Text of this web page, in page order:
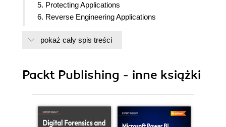
5. Protecting Applications
6. Reverse Engineering Applications
8. Low Level Exploitation and Analysis
pokaż cały spis treści
Packt Publishing - inne książki